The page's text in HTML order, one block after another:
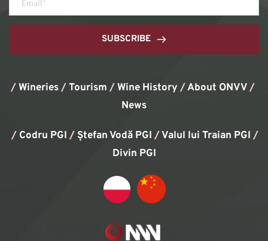
SUBSCRIBE
/Wineries/Tourism /Wine History / About ONVV/
News
/ Codru PGI / Ștefan Vodă PGI /Valul lui Traian PGI
Divin PGI